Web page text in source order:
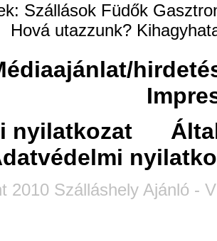
Szállások Füdők
Hová utazzunk?
nyilatkozat
2010 Szálláshely Ajánló -